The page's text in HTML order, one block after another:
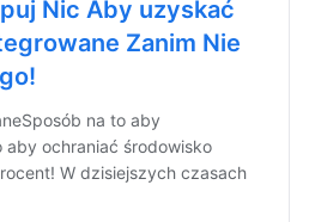
Nic Aby uzyskać
Zanim Nie
na to aby
aby ochraniać środowisko
W dzisiejszych czasach